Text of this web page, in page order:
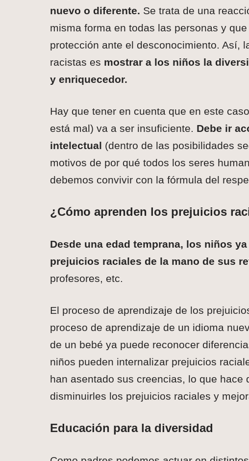
nuevo o diferente. Se trata de una
misma forma en todas las personas y
protección ante el desconocimiento. Así,
racistas es mostrar a los niños la
y enriquecedor.
Hay que tener en cuenta que en este
está mal) va a ser insuficiente. Debe ir
intelectual (dentro de las posibilidades
motivos de por qué todos los seres
debemos convivir con la fórmula del
¿Cómo aprenden los prejuicios
Desde una edad temprana, los niños
prejuicios raciales de la mano de sus
profesores, etc.
El proceso de aprendizaje de los
proceso de aprendizaje de un idioma
de un bebé ya puede reconocer
niños pueden internalizar prejuicios
han asentado sus creencias, lo que hace
disminuirles los prejuicios raciales y
Educación para la diversidad